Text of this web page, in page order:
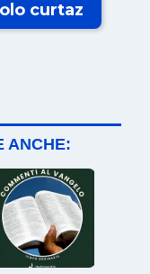
curtaz
ANCHE: